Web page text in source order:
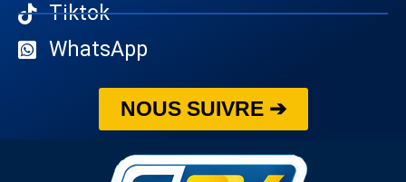
Tiktok
WhatsApp
NOUS SUIVRE ➔